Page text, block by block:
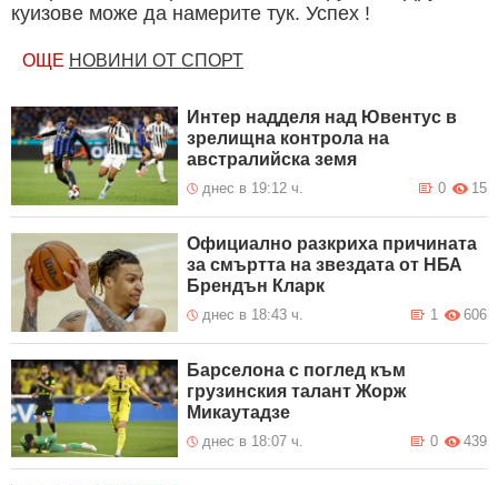
куизове може да намерите тук. Успех !
ОЩЕ НОВИНИ ОТ СПОРТ
Интер надделя над Ювентус в
зрелищна контрола на
австралийска земя
днес в 19:12 ч. 15
0
Официално разкриха причината
за смъртта на звездата от НБА
Брендън Кларк
днес в 18:43 ч. 606
1
Барселона с поглед към
грузинския талант Жорж
Микаутадзе
днес в 18:07 ч. 439
0